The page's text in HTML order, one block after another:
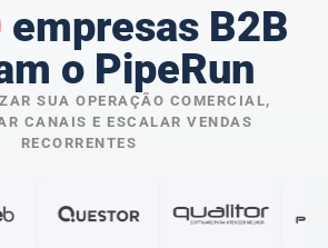
empresas B2B
o PipeRun
SUA OPERAÇÃO COMERCIAL,
CANAIS E ESCALAR VENDAS
RECORRENTES